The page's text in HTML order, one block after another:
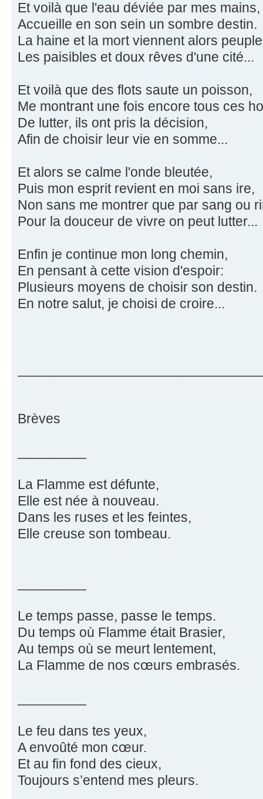
Et voilà que l'eau déviée par mes mains,
Accueille en son sein un sombre destin.
La haine et la mort viennent alors
Les paisibles et doux rêves d'une cité...
Et voilà que des flots saute un poisson,
Me montrant une fois encore tous ces
De lutter, ils ont pris la décision,
Afin de choisir leur vie en somme...
Et alors se calme l'onde bleutée,
Puis mon esprit revient en moi sans ire,
Non sans me montrer que par sang ou
Pour la douceur de vivre on peut lutter...
Enfin je continue mon long chemin,
En pensant à cette vision d'espoir:
Plusieurs moyens de choisir son destin.
En notre salut, je choisi de croire...
Brèves
La Flamme est défunte,
Elle est née à nouveau.
Dans les ruses et les feintes,
Elle creuse son tombeau.
Le temps passe, passe le temps.
Du temps où Flamme était Brasier,
Au temps où se meurt lentement,
La Flamme de nos cœurs embrasés.
Le feu dans tes yeux,
A envoûté mon cœur.
Et au fin fond des cieux,
Toujours s’entend mes pleurs.